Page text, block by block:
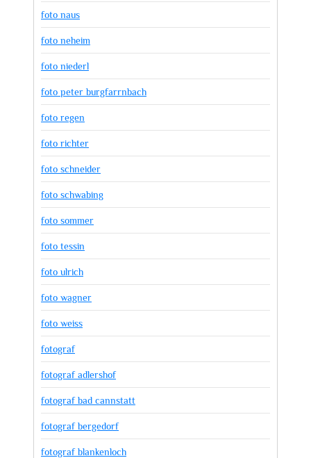
foto naus
foto neheim
foto niederl
foto peter burgfarrnbach
foto regen
foto richter
foto schneider
foto schwabing
foto sommer
foto tessin
foto ulrich
foto wagner
foto weiss
fotograf
fotograf adlershof
fotograf bad cannstatt
fotograf bergedorf
fotograf blankenloch